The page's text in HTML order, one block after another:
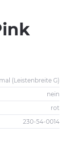
(Leistenbreite G)
nein
rot
230-54-0014